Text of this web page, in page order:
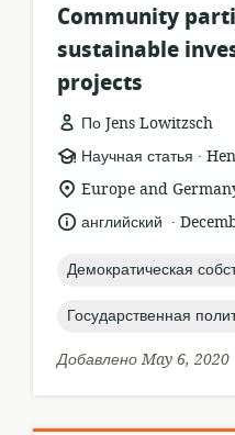
Community
sustainable
projects
По Jens Lowitzsch
формат
ресурса:
Научная статья .
актуальное
местонахождение:
Europe and
язык:английский .
topic:
Демократическая
topic:
Государственная
Добавлено May 6, 2020